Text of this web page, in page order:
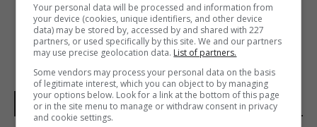
НОВОСТИ МИРА
Your personal data will be processed and information from
your device (cookies, unique identifiers, and other device
data) may be stored by, accessed by and shared with 227
partners, or used specifically by this site. We and our partners
may use precise geolocation data. List of partners.
Some vendors may process your personal data on the basis
of legitimate interest, which you can object to by managing
your options below. Look for a link at the bottom of this page
or in the site menu to manage or withdraw consent in privacy
and cookie settings.